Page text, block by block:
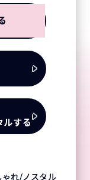
ルする
れ/ノスタル